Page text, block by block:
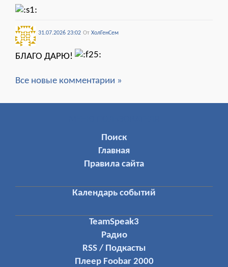
31.07.2026 23:02 От ХолГенСем
БЛАГО ДАРЮ!
Все новые комментарии »
Поиск
Главная
Правила сайта
Календарь событий
TeamSpeak3
Радио
RSS / Подкасты
Плеер Foobar 2000